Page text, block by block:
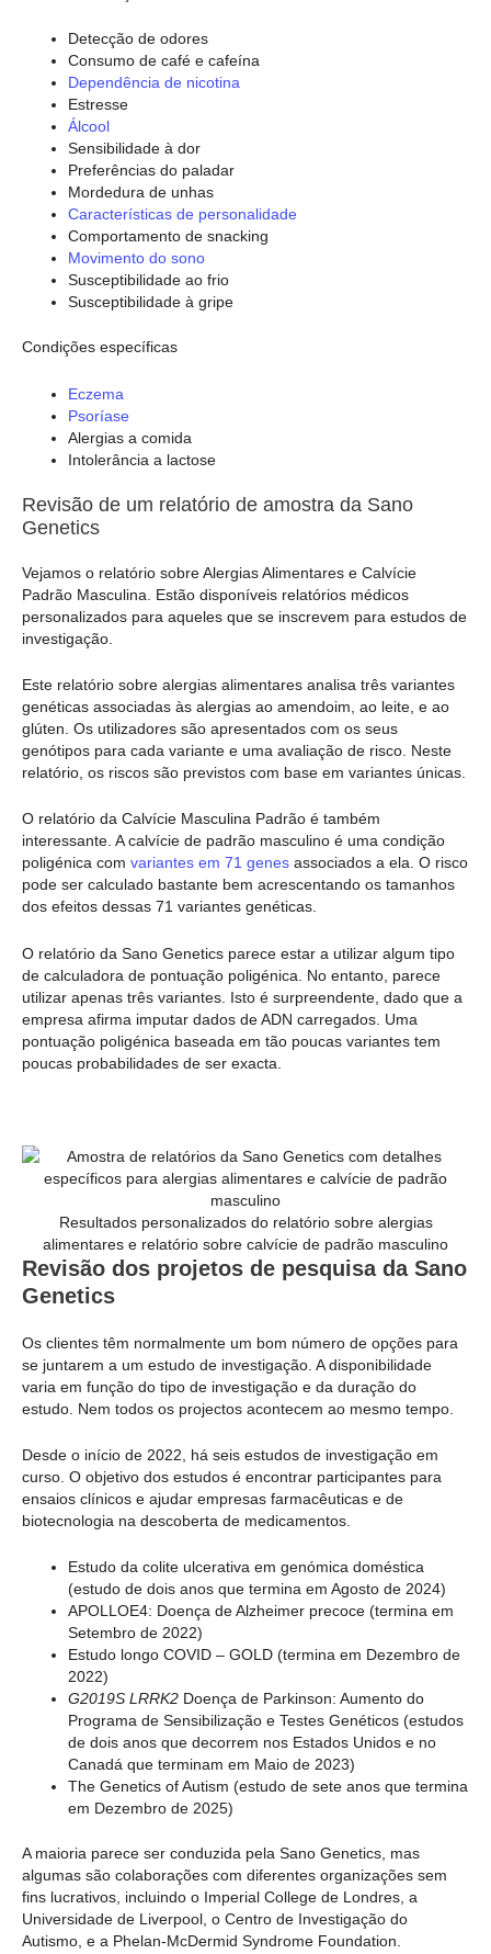
Detecção de odores
Consumo de café e cafeína
Dependência de nicotina
Estresse
Álcool
Sensibilidade à dor
Preferências do paladar
Mordedura de unhas
Características de personalidade
Comportamento de snacking
Movimento do sono
Susceptibilidade ao frio
Susceptibilidade à gripe
Condições específicas
Eczema
Psoríase
Alergias a comida
Intolerância a lactose
Revisão de um relatório de amostra da Sano
Genetics
Vejamos o relatório sobre Alergias Alimentares e Calvície
Padrão Masculina. Estão disponíveis relatórios médicos
personalizados para aqueles que se inscrevem para estudos de
investigação.
Este relatório sobre alergias alimentares analisa três variantes
genéticas associadas às alergias ao amendoim, ao leite, e ao
glúten. Os utilizadores são apresentados com os seus
genótipos para cada variante e uma avaliação de risco. Neste
relatório, os riscos são previstos com base em variantes únicas.
O relatório da Calvície Masculina Padrão é também
interessante. A calvície de padrão masculino é uma condição
poligénica com variantes em 71 genes associados a ela. O risco
pode ser calculado bastante bem acrescentando os tamanhos
dos efeitos dessas 71 variantes genéticas.
O relatório da Sano Genetics parece estar a utilizar algum tipo
de calculadora de pontuação poligénica. No entanto, parece
utilizar apenas três variantes. Isto é surpreendente, dado que a
empresa afirma imputar dados de ADN carregados. Uma
pontuação poligénica baseada em tão poucas variantes tem
poucas probabilidades de ser exacta.
Resultados personalizados do relatório sobre alergias
alimentares e relatório sobre calvície de padrão masculino
Revisão dos projetos de pesquisa da Sano
Genetics
Os clientes têm normalmente um bom número de opções para
se juntarem a um estudo de investigação. A disponibilidade
varia em função do tipo de investigação e da duração do
estudo. Nem todos os projectos acontecem ao mesmo tempo.
Desde o início de 2022, há seis estudos de investigação em
curso. O objetivo dos estudos é encontrar participantes para
ensaios clínicos e ajudar empresas farmacêuticas e de
biotecnologia na descoberta de medicamentos.
Estudo da colite ulcerativa em genómica doméstica
(estudo de dois anos que termina em Agosto de 2024)
APOLLOE4: Doença de Alzheimer precoce (termina em
Setembro de 2022)
Estudo longo COVID – GOLD (termina em Dezembro de
2022)
G2019S LRRK2 Doença de Parkinson: Aumento do
Programa de Sensibilização e Testes Genéticos (estudos
de dois anos que decorrem nos Estados Unidos e no
Canadá que terminam em Maio de 2023)
The Genetics of Autism (estudo de sete anos que termina
em Dezembro de 2025)
A maioria parece ser conduzida pela Sano Genetics, mas
algumas são colaborações com diferentes organizações sem
fins lucrativos, incluindo o Imperial College de Londres, a
Universidade de Liverpool, o Centro de Investigação do
Autismo, e a Phelan-McDermid Syndrome Foundation.